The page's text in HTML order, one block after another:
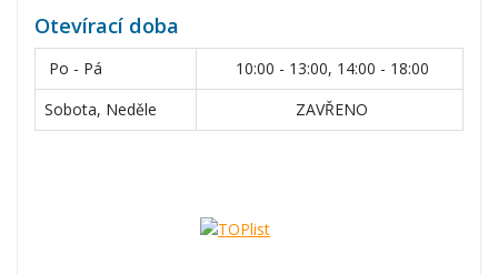
Otevírací doba
Po - Pá
10:00 - 13:00, 14:00 - 18:00
Sobota, Neděle
ZAVŘENO